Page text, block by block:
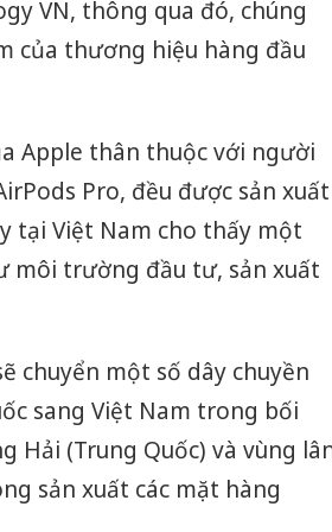
VN, thông qua đó, chúng
của thương hiệu hàng đầu
Apple thân thuộc với người
Pro, đều được sản xuất
tại Việt Nam cho thấy một
môi trường đầu tư, sản xuất
chuyển một số dây chuyền
sang Việt Nam trong bối
Hải (Trung Quốc) và vùng
sản xuất các mặt hàng